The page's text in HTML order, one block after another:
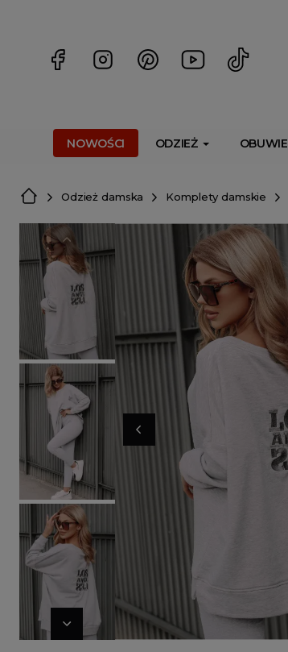
NOWOŚCI ODZIEŻ OBUWIE
Odzież damska Komplety damskie